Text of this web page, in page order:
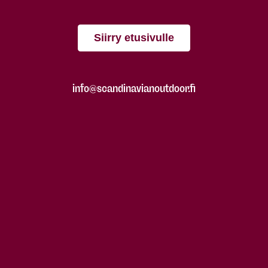
Siirry etusivulle
info@scandinavianoutdoor.fi